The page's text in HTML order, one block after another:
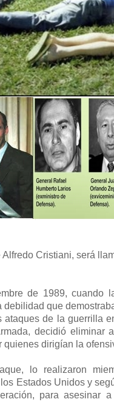
Alfredo Cristiani, será
de 1989, cuando
debilidad que
ataques de la guerrilla
decidió eliminar
quienes dirigían la
lo realizaron
Estados Unidos y
para asesinar